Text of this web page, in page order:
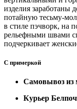
изделия заработаны
потайную тесьму-
в стиле пэчворк, на
рельефными швами
подчеркивает
С примеркой
Самовывоз из
Курьер